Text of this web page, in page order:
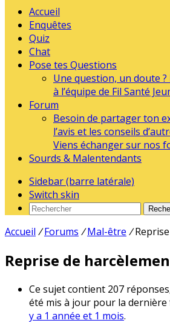
Accueil
Enquêtes
Quiz
Chat
Pose tes Questions
Une question, un doute
à l’équipe de Fil Santé
Forum
Besoin de partager ton
l’avis et les conseils
Viens échanger sur nos
Sourds & Malentendants
Sidebar (barre latérale)
Switch skin
Accueil / Forums / Mal-être /
Reprise de
Ce sujet contient 207
été mis à jour pour la
y a 1 année et 1 mois.